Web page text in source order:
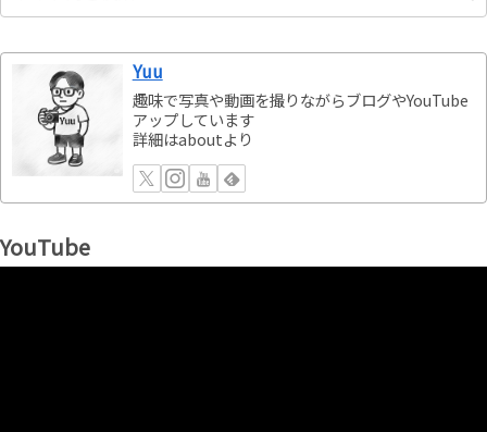
Yuu
趣味で写真や動画を撮りながらブログやYouTube
アップしています
詳細はaboutより
YouTube